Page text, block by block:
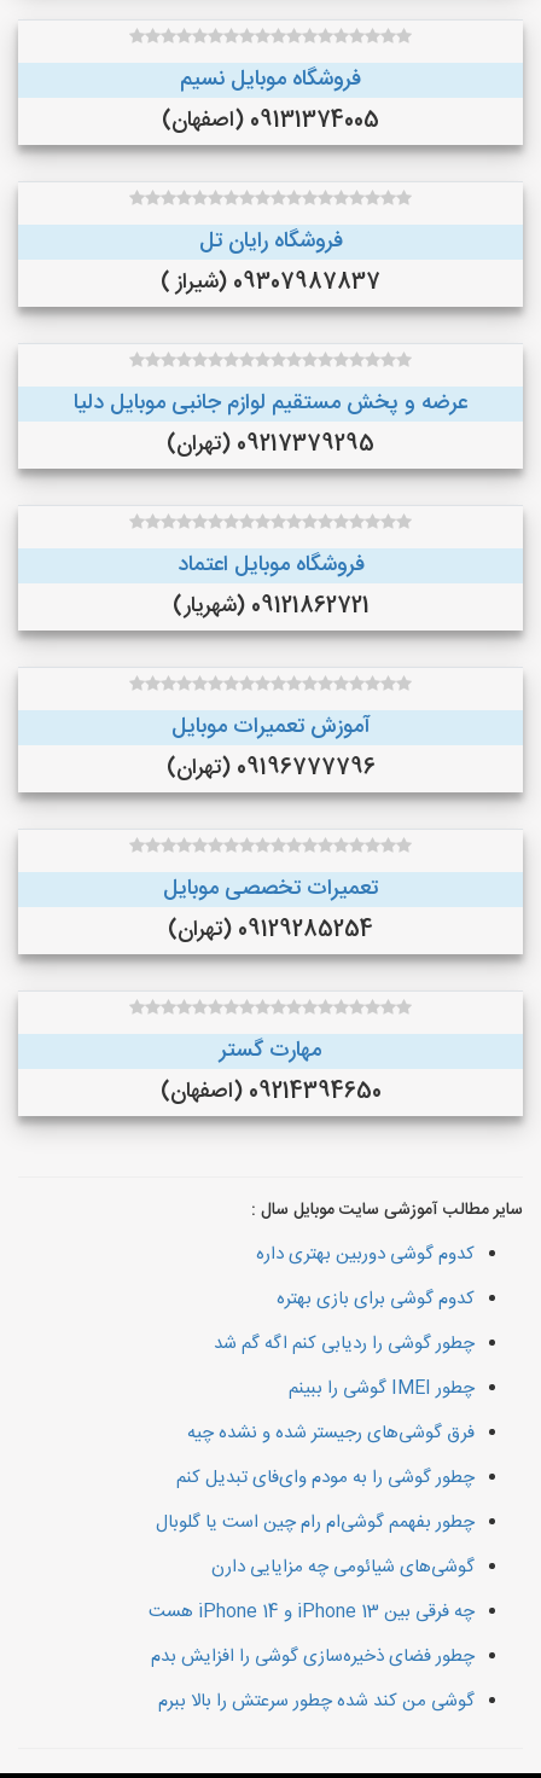
فروشگاه موبایل نسیم
09131374005 (اصفهان)
فروشگاه رایان تل
09307987837 (شیراز )
عرضه و پخش مستقيم لوازم جانبى موبايل دليا
09217379295 (تهران)
فروشگاه موبایل اعتماد
09121862721 (شهریار)
آموزش تعمیرات موبایل
09196777796 (تهران)
تعمیرات تخصصی موبایل
09129285254 (تهران)
مهارت گستر
09214394650 (اصفهان)
سایر مطالب آموزشی سایت موبایل سال :
کدوم گوشی دوربین بهتری داره
کدوم گوشی برای بازی بهتره
چطور گوشی را ردیابی کنم اگه گم شد
چطور IMEI گوشی را ببینم
فرق گوشی‌های رجیستر شده و نشده چیه
چطور گوشی را به مودم وای‌فای تبدیل کنم
چطور بفهمم گوشی‌ام رام چین است یا گلوبال
گوشی‌های شیائومی چه مزایایی دارن
چه فرقی بین iPhone 13 و iPhone 14 هست
چطور فضای ذخیره‌سازی گوشی را افزایش بدم
گوشی من کند شده چطور سرعتش را بالا ببرم